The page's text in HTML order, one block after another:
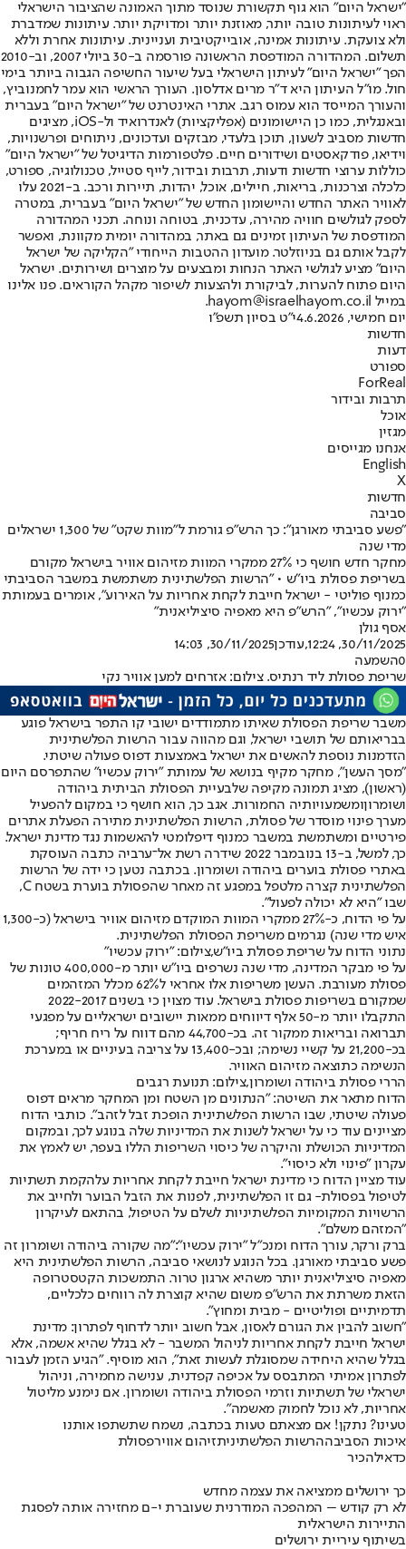
"ישראל היום" הוא גוף תקשורת שנוסד מתוך האמונה שהציבור הישראלי
ראוי לעיתונות טובה יותר, מאוזנת יותר ומדויקת יותר. עיתונות שמדברת
ולא צועקת. עיתונות אמינה, אובייקטיבית ועניינית. עיתונות אחרת וללא
תשלום. המהדורה המודפסת הראשונה פורסמה ב-30 ביולי 2007, וב-2010
הפך "ישראל היום" לעיתון הישראלי בעל שיעור החשיפה הגבוה ביותר בימי
חול. מו"ל העיתון היא ד"ר מרים אדלסון. העורך הראשי הוא עמר לחמנוביץ,
והעורך המייסד הוא עמוס רגב. אתרי האינטרנט של "ישראל היום" בעברית
ובאנגלית, כמו כן היישומונים (אפליקציות) לאנדרואיד ול-iOS, מציגים
חדשות מסביב לשעון, תוכן בלעדי, מבזקים ועדכונים, ניתוחים ופרשנויות,
וידיאו, פודקאסטים ושידורים חיים. פלטפורמות הדיגיטל של "ישראל היום"
כוללות ערוצי חדשות ודעות, תרבות ובידור, לייף סטייל, טכנולוגיה, ספורט,
כלכלה וצרכנות, בריאות, חיילים, אוכל, יהדות, תיירות ורכב. ב-2021 עלו
לאוויר האתר החדש והיישומון החדש של "ישראל היום" בעברית, במטרה
לספק לגולשים חוויה מהירה, עדכנית, בטוחה ונוחה. תכני המהדורה
המודפסת של העיתון זמינים גם באתר, במהדורה יומית מקוונת, ואפשר
לקבל אותם גם בניוזלטר. מועדון ההטבות הייחודי "הקליקה של ישראל
היום" מציע לגולשי האתר הנחות ומבצעים על מוצרים ושירותים. ישראל
היום פתוח להערות, לביקורת ולהצעות לשיפור מקהל הקוראים. פנו אלינו
במייל hayom@israelhayom.co.il.
יום חמישי, 4.6.2026
י"ט בסיון תשפ"ו
חדשות
דעות
ספורט
ForReal
תרבות ובידור
אוכל
מגזין
אנחנו מגייסים
English
X
חדשות
סביבה
"פשע סביבתי מאורגן": כך הרש"פ גורמת ל"מוות שקט" של 1,300 ישראלים
מדי שנה
מחקר חדש חושף כי 27% ממקרי המוות מזיהום אוויר בישראל מקורם
בשריפת פסולת ביו"ש • "הרשות הפלשתינית משתמשת במשבר הסביבתי
כמנוף פוליטי - ישראל חייבת לקחת אחריות על האירוע", אומרים בעמותת
"ירוק עכשיו", "הרש"פ היא מאפיה סיציליאנית"
אסף גולן
30/11/2025, 12:24
,עודכן30/11/2025, 14:03
0השמעה
שריפת פסולת ליד רנתיס. צילום: אזרחים למען אוויר נקי
משבר שריפת הפסולת שאיתו מתמודדים ישובי קו התפר בישראל פוגע
בבריאותם של תושבי ישראל, וגם מהווה עבור הרשות הפלשתינית
הזדמנות נוספת להאשים את ישראל באמצעות דפוס פעולה שיטתי.
"מסך העשן", מחקר מקיף בנושא של עמותת "ירוק עכשיו" שהתפרסם היום
(ראשון), מציג תמונה מקיפה שלבעיית הפסולת הביתית ביהודה
ושומרוןומשמעויותיה החמורות. אגב כך, הוא חושף כי במקום להפעיל
מערך פינוי מוסדר של פסולת, הרשות הפלשתינית מתירה הפעלת אתרים
פירטיים ומשתמשת במשבר כמנוף דיפלומטי להאשמות נגד מדינת ישראל.
כך, למשל, ב-13 בנובמבר 2022 שידרה רשת אל־ערביה כתבה העוסקת
באתרי פסולת בוערים ביהודה ושומרון. בכתבה נטען כי ידה של הרשות
הפלשתינית קצרה מלטפל במפגע זה מאחר שהפסולת בוערת בשטח C,
שבו "היא לא יכולה לפעול".
על פי הדוח, כ-27% ממקרי המוות המוקדם מזיהום אוויר בישראל (כ-1,300
איש מדי שנה) נגרמים משריפת הפסולת הפלשתינית.
נתוני הדוח על שריפת פסולת ביו"ש,צילום: "ירוק עכשיו"
על פי מבקר המדינה, מדי שנה נשרפים ביו"ש יותר מ-400,000 טונות של
פסולת מעורבת. העשן משריפות אלו אחראי ל62% מכלל המזהמים
שמקורם בשריפות פסולת בישראל. עוד מצוין כי בשנים 2022-2017
התקבלו יותר מ-50 אלף דיווחים ממאות יישובים ישראליים על מפגעי
תברואה ובריאות ממקור זה. בכ-44,700 מהם דווח על ריח חריף;
בכ-21,200 על קשיי נשימה; ובכ-13,400 על צריבה בעיניים או במערכת
הנשימה כתוצאה מזיהום האוויר.
הררי פסולת ביהודה ושומרון,צילום: תנועת רגבים
הדוח מתאר את השיטה: "הנתונים מן השטח ומן המחקר מראים דפוס
פעולה שיטתי, שבו הרשות הפלשתינית הופכת זבל לזהב". כותבי הדוח
מציינים עוד כי על ישראל לשנות את המדיניות שלה בנוגע לכך, ובמקום
המדיניות הכושלת והיקרה של כיסוי השריפות הללו בעפר, יש לאמץ את
עקרון "פינוי ולא כיסוי".
עוד מציין הדוח כי מדינת ישראל חייבת לקחת אחריות עלהקמת תשתיות
לטיפול בפסולת- גם זו הפלשתינית, לפנות את הזבל הבוער ולחייב את
הרשויות המקומיות הפלשתיניות לשלם על הטיפול, בהתאם לעיקרון
"המזהם משלם".
ברק ורקר, עורך הדוח ומנכ"ל "ירוק עכשיו":"מה שקורה ביהודה ושומרון זה
פשע סביבתי מאורגן. בכל הנוגע לנושאי סביבה, הרשות הפלשתינית היא
מאפיה סיציליאנית יותר משהיא ארגון טרור. התמשכות הקטסטרופה
הזאת משרתת את הרש"פ משום שהיא קוצרת לה רווחים כלכליים,
תדמיתיים ופוליטיים - מבית ומחוץ".
"חשוב להבין את הגורם לאסון, אבל חשוב יותר לדחוף לפתרון: מדינת
ישראל חייבת לקחת אחריות לניהול המשבר - לא בגלל שהיא אשמה, אלא
בגלל שהיא היחידה שמסוגלת לעשות זאת", הוא מוסיף. "הגיע הזמן לעבור
לפתרון אמיתי המתבסס על אכיפה קפדנית, ענישה מחמירה, וניהול
ישראלי של תשתיות וזרמי הפסולת ביהודה ושומרון. אם נימנע מליטול
אחריות, לא נוכל לחמוק מאשמה".
טעינו? נתקן! אם מצאתם טעות בכתבה, נשמח שתשתפו אותנו
איכות הסביבההרשות הפלשתיניתזיהום אווירפסולת
כדאילהכיר
כך ירושלים ממציאה את עצמה מחדש
לא רק קודש – המהפכה המודרנית שעוברת י-ם מחזירה אותה לפסגת
התיירות הישראלית
בשיתוף עיריית ירושלים